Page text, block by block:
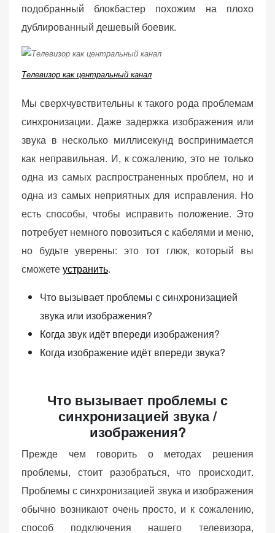
подобранный блокбастер похожим на плохо
дублированный дешевый боевик.
Телевизор как центральный канал
Мы сверхчувствительны к такого рода проблемам
синхронизации. Даже задержка изображения или
звука в несколько миллисекунд воспринимается
как неправильная. И, к сожалению, это не только
одна из самых распространенных проблем, но и
одна из самых неприятных для исправления. Но
есть способы, чтобы исправить положение. Это
потребует немного повозиться с кабелями и меню,
но будьте уверены: это тот глюк, который вы
сможетеустранить.
Что вызывает проблемы с синхронизацией
звука или изображения?
Когда звук идёт впереди изображения?
Когда изображение идёт впереди звука?
Что вызывает проблемы с
синхронизацией звука /
изображения?
Прежде чем говорить о методах решения
проблемы, стоит разобраться, что происходит.
Проблемы с синхронизацией звука и изображения
обычно возникают очень просто, и к сожалению,
способ подключения нашего телевизора,
персонализированная
реклама на основе
ваших интересов.
Рассказывая о своих
поведении при
сайта, вы повышаете
вероятность
персонализированного
контента и
предложений.